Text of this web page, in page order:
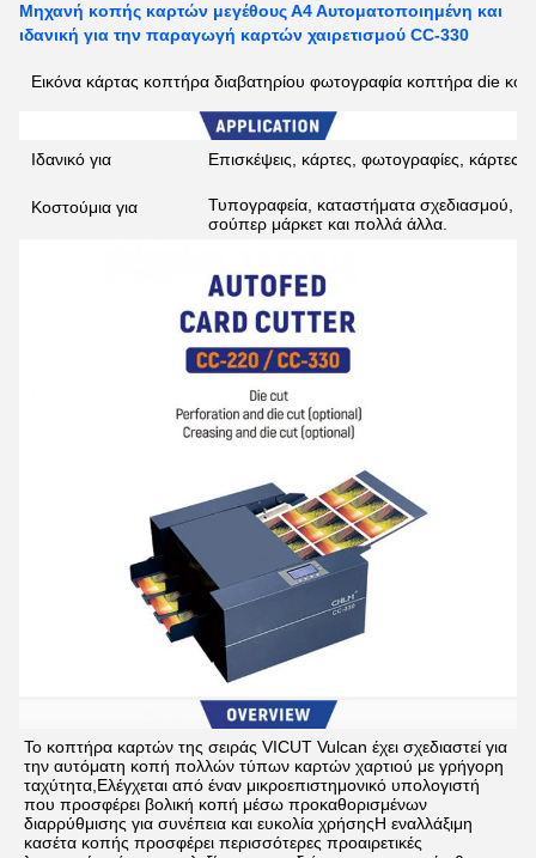
Μηχανή κοπής καρτών μεγέθους Α4 Αυτοματοποιημένη και
ιδανική για την παραγωγή καρτών χαιρετισμού CC-330
Εικόνα κάρτας κοπτήρα διαβατηρίου φωτογραφία κοπτήρα die
Ιδανικό για Επισκέψεις, κάρτες, φωτογραφίες, κάρτες,
Κοστούμια για
Τυπογραφεία, καταστήματα σχεδιασμού,
σούπερ μάρκετ και πολλά άλλα.
Το κοπτήρα καρτών της σειράς VICUT Vulcan έχει σχεδιαστεί για
την αυτόματη κοπή πολλών τύπων καρτών χαρτιού με γρήγορη
ταχύτητα,Ελέγχεται από έναν μικροεπιστημονικό υπολογιστή
που προσφέρει βολική κοπή μέσω προκαθορισμένων
διαρρύθμισης για συνέπεια και ευκολία χρήσηςΗ εναλλάξιμη
κασέτα κοπής προσφέρει περισσότερες προαιρετικές